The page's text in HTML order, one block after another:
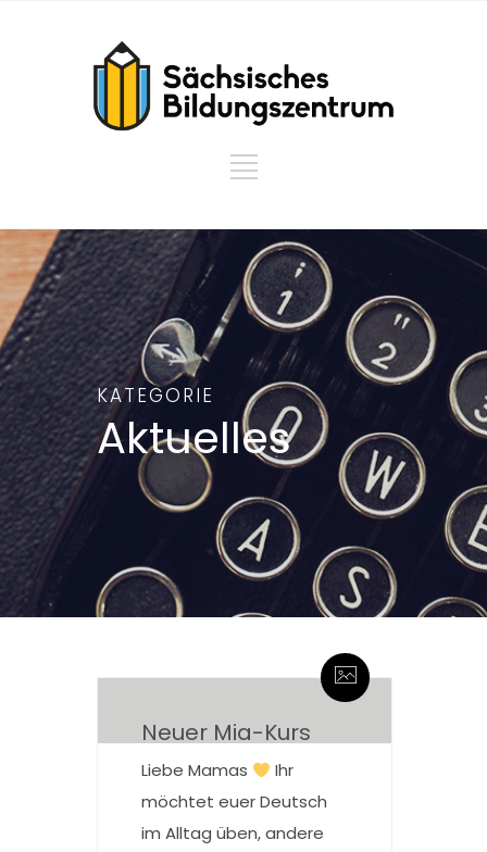
KATEGORIE
Aktuelles
Neuer Mia-Kurs
Liebe Mamas
Ihr
möchtet euer Deutsch
im Alltag üben, andere